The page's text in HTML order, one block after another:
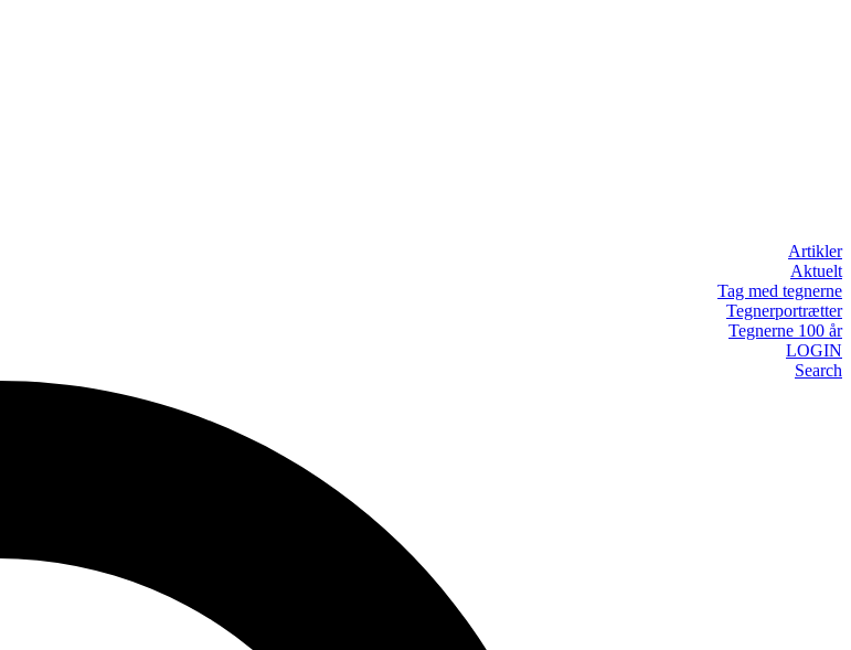
Artikler
Aktuelt
Tag med tegnerne
Tegnerportrætter
Tegnerne 100 år
LOGIN
Search